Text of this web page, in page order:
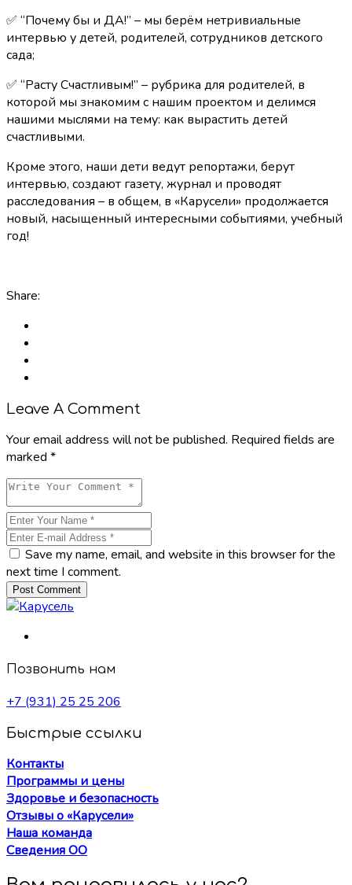
✅ “Почему бы и ДА!” – мы берём нетривиальные
интервью у детей, родителей, сотрудников детского
сада;
✅ “Расту Счастливым!” – рубрика для родителей, в
которой мы знакомим с нашим проектом и делимся
нашими мыслями на тему: как вырастить детей
счастливыми.
Кроме этого, наши дети ведут репортажи, берут
интервью, создают газету, журнал и проводят
расследования – в общем, в «Карусели» продолжается
новый, насыщенный интересными событиями, учебный
год!
Share:
Leave A Comment
Your email address will not be published. Required fields are
marked *
Save my name, email, and website in this browser for the
next time I comment.
Post Comment
Позвонить нам
+7 (931) 25 25 206
Быстрые ссылки
Контакты
Программы и цены
Здоровье и безопасность
Отзывы о «Карусели»
Наша команда
Сведения ОО